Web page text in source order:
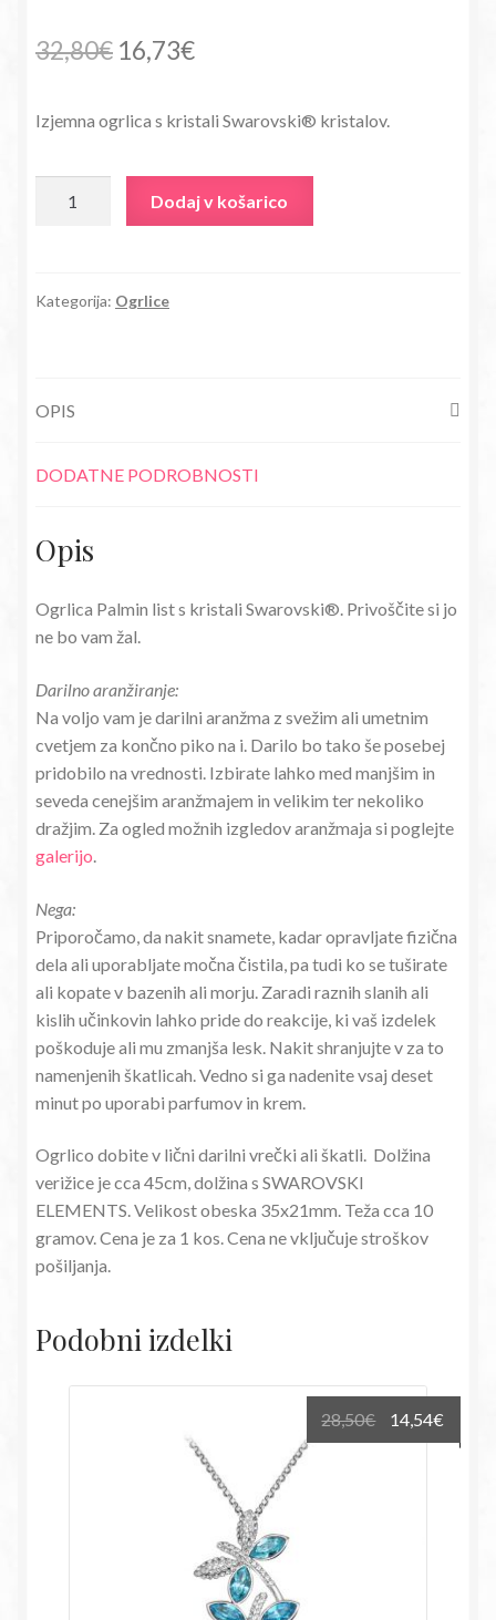
32,80€ Izvirna
je
bila:
32,80€.
16,73€Trenutna
je:
16,73€.
Izjemna ogrlica s kristali Swarovski® kristalov.
kristali
količina
Dodaj v košarico
Kategorija: Ogrlice
OPIS
DODATNE PODROBNOSTI
Opis
Ogrlica Palmin list s kristali Swarovski®. Privoščite si jo
ne bo vam žal.
Darilno aranžiranje:
Na voljo vam je darilni aranžma z svežim ali umetnim
cvetjem za končno piko na i. Darilo bo tako še posebej
pridobilo na vrednosti. Izbirate lahko med manjšim in
seveda cenejšim aranžmajem in velikim ter nekoliko
dražjim. Za ogled možnih izgledov aranžmaja si poglejte
galerijo.
Nega:
Priporočamo, da nakit snamete, kadar opravljate fizična
dela ali uporabljate močna čistila, pa tudi ko se tuširate
ali kopate v bazenih ali morju. Zaradi raznih slanih ali
kislih učinkovin lahko pride do reakcije, ki vaš izdelek
poškoduje ali mu zmanjša lesk. Nakit shranjujte v za to
namenjenih škatlicah. Vedno si ga nadenite vsaj deset
minut po uporabi parfumov in krem.
Ogrlico dobite v lični darilni vrečki ali škatli. Dolžina
verižice je cca 45cm, dolžina s SWAROVSKI
ELEMENTS. Velikost obeska 35x21mm. Teža cca 10
gramov. Cena je za 1 kos. Cena ne vključuje stroškov
pošiljanja.
Podobni izdelki
28,50€
Izvirna
cena
14,54€
cena